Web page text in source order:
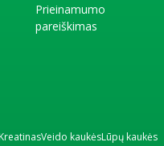
Prieinamumo
pareiškimas
KreatinasVeido kaukėsLūpų kaukės